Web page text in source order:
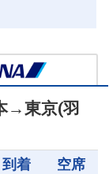
→東京(羽
到着 空席